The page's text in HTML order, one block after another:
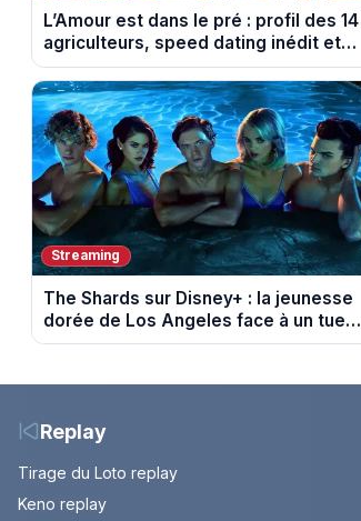
L’Amour est dans le pré : profil des 14
agriculteurs, speed dating inédit et
de nouvelles histoires d’amour
Streaming
The Shards sur Disney+ : la jeunesse
dorée de Los Angeles face à un tueur
dans les années 80
Replay
Tirage du Loto replay
Keno replay